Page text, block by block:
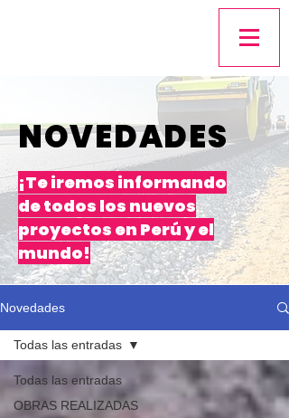
NOVEDADES
¡Te iremos informando
de todos los nuevos
proyectos en Perú y el
mundo!
Novedades
Todas las entradas
OBRAS REALIZADAS
Todas las entradas